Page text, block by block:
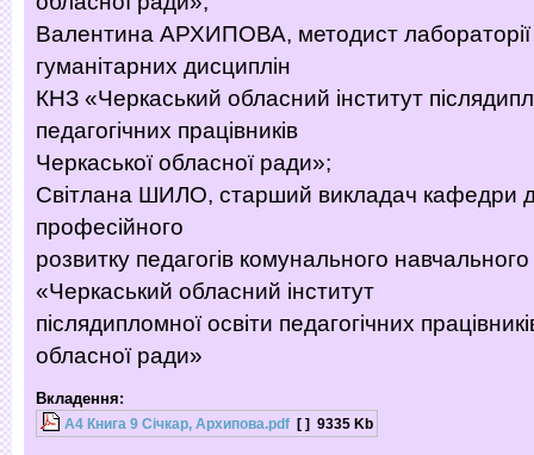
Валентина АРХИПОВА, методист лабораторії
гуманітарних дисциплін
КНЗ «Черкаський обласний інститут
педагогічних працівників
Черкаської обласної ради»;
Світлана ШИЛО, старший викладач кафедри
професійного
розвитку педагогів комунального
«Черкаський обласний інститут
післядипломної освіти педагогічних
обласної ради»
Вкладення:
А4 Книга 9 Січкар, Архипова.pdf [ ] 9335 Kb